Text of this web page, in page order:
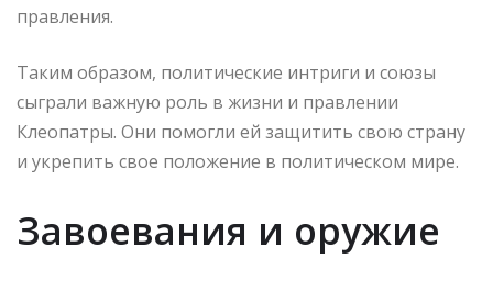
правления.
Таким образом, политические интриги и союзы
сыграли важную роль в жизни и правлении
Клеопатры. Они помогли ей защитить свою страну
и укрепить свое положение в политическом мире.
Завоевания и оружие